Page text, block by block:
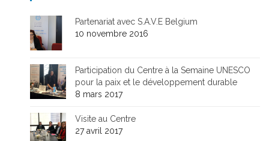
Partenariat avec S.A.V.E Belgium
10 novembre 2016
Participation du Centre à la Semaine UNESCO
pour la paix et le développement durable
8 mars 2017
Visite au Centre
27 avril 2017